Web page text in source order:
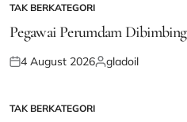
POSTED
IN
TAK BERKATEGORI
Pegawai Perumdam
Posted
4 August 2026Posted
gladoil
POSTED
TAK BERKATEGORI